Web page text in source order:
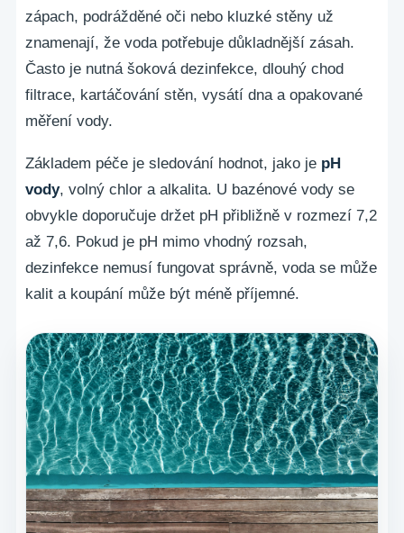
zápach, podrážděné oči nebo kluzké stěny už
znamenají, že voda potřebuje důkladnější zásah.
Často je nutná šoková dezinfekce, dlouhý chod
filtrace, kartáčování stěn, vysátí dna a opakované
měření vody.
Základem péče je sledování hodnot, jako je pH
vody, volný chlor a alkalita. U bazénové vody se
obvykle doporučuje držet pH přibližně v rozmezí 7,2
až 7,6. Pokud je pH mimo vhodný rozsah,
dezinfekce nemusí fungovat správně, voda se může
kalit a koupání může být méně příjemné.